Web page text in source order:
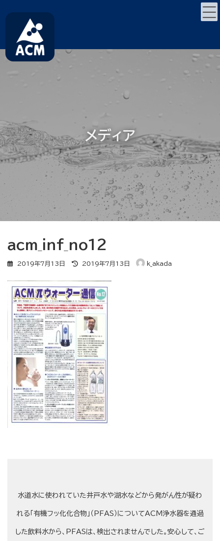
キ
ゲ
に
移
メディア
acm_inf_no12
2019年7月13日
終
日
時
:
2019年7月13日 k_akada
水道水に使われていた井戸水や湖水などから発がん性が疑わ
れる「有機フッ化化合物」（PFAS）についてACM浄水器を通過
した飲料水から、PFASは、検出されませんでした。安心して、ご